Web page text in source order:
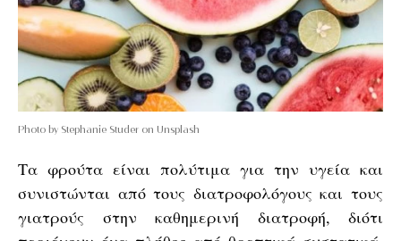
Photo by Stephanie Studer on Unsplash
Τα φρούτα είναι πολύτιμα για την υγεία και
συνιστώνται από τους διατροφολόγους και τους
γιατρούς στην καθημερινή διατροφή, διότι